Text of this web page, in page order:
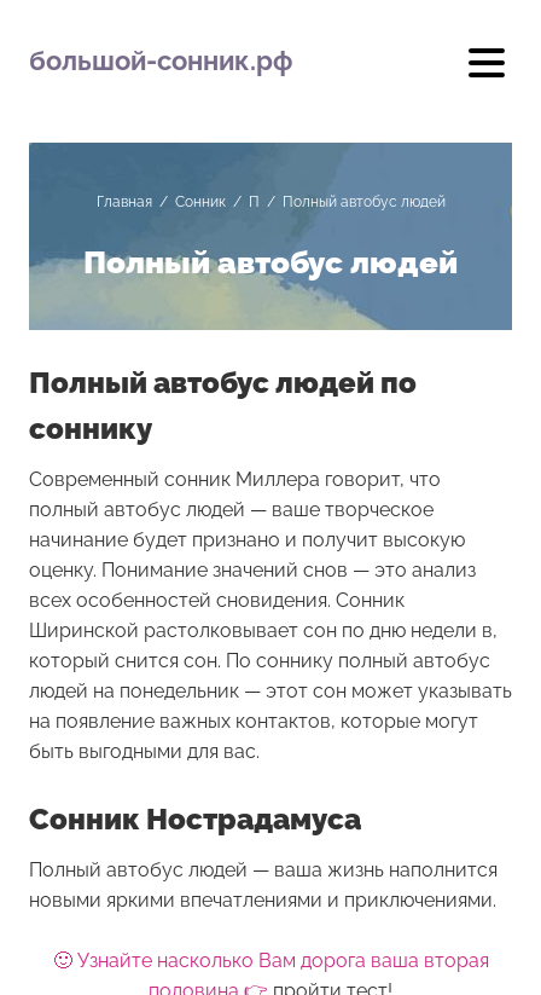
большой-сонник.рф
Главная/ Сонник/ П / Полный автобус людей
Полный автобус людей
Полный автобус людей по
соннику
Современный сонник Миллера говорит, что
полный автобус людей — ваше творческое
начинание будет признано и получит высокую
оценку. Понимание значений снов — это анализ
всех особенностей сновидения. Сонник
Ширинской растолковывает сон по дню недели в,
который снится сон. По соннику полный автобус
людей на понедельник — этот сон может указывать
на появление важных контактов, которые могут
быть выгодными для вас.
Сонник Нострадамуса
Полный автобус людей — ваша жизнь наполнится
новыми яркими впечатлениями и приключениями.
🙂 Узнайте насколько Вам дорога ваша вторая